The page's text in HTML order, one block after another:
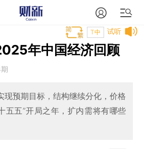
试听
T中
年中国经济回顾
现预期目标，结构继续分化，价格
五五”开局之年，扩内需将有哪些